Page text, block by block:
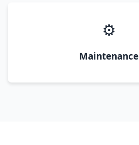
⚙️
Maintenance